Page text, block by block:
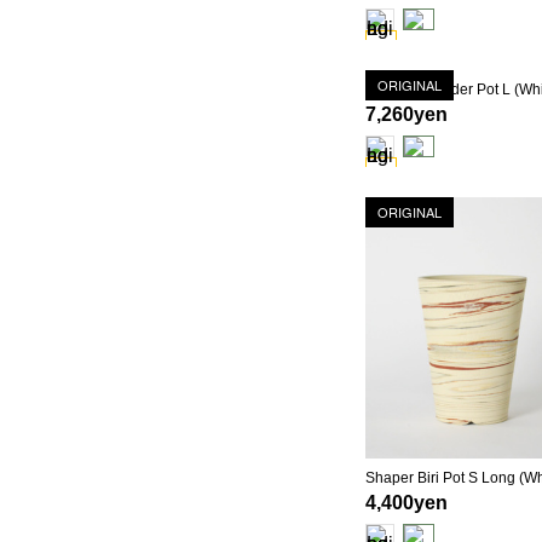
ORIGINAL
7,260yen
ORIGINAL
4,400yen